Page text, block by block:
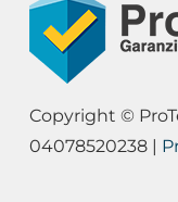
Copyright ©
04078520238 |